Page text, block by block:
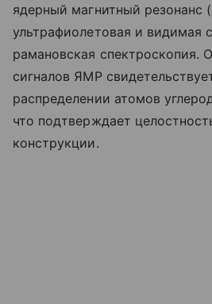
ядерный магнитный резонанс
ультрафиолетовая и видимая
рамановская спектроскопия.
сигналов ЯМР
распределении атомов
что подтверждает
конструкции.